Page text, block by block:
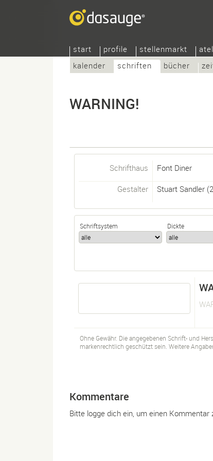
start profile stellenmarkt
kalender
schriften bücher
WARNING!
Schrifthaus Font Diner
Gestalter Stuart Sandler
Schriftsystem Dickte
Ohne Gewähr. Die angegebenen Schrift- und
markenrechtlich geschützt sein. Weitere
Kommentare
Bitte logge dich ein, um einen Kommentar